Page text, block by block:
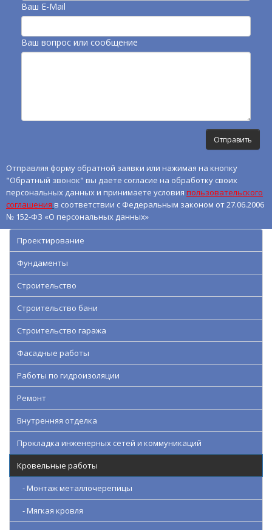
Ваш E-Mail
Ваш вопрос или сообщение
Отправляя форму обратной заявки или нажимая на кнопку
"Обратный звонок" вы даете согласие на обработку своих
персональных данных и принимаете условия пользовательского
соглашения в соответствии с Федеральным законом от 27.06.2006
№ 152-ФЗ «О персональных данных»
Проектирование
Фундаменты
Строительство
Строительство бани
Строительство гаража
Фасадные работы
Работы по гидроизоляции
Ремонт
Внутренняя отделка
Прокладка инженерных сетей и коммуникаций
Кровельные работы
- Монтаж металлочерепицы
- Мягкая кровля